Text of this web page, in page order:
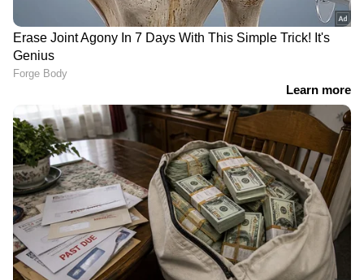
ഏഷ്യാനെറ്റ് ന്യൂസ് ലൈവ് കാണാന്‍ ഇവിടെ
ക്ലിക് ചെയ്യുക